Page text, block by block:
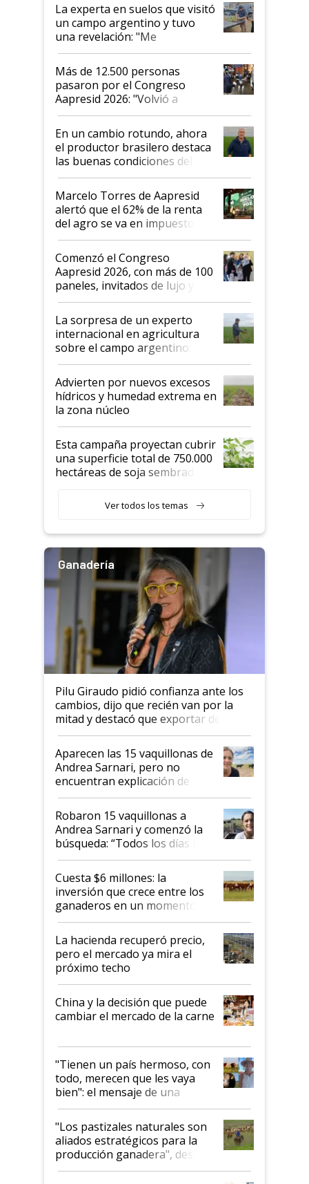
La experta en suelos que visitó
un campo argentino y tuvo
una revelación: "Me
impresionó mucho"
Más de 12.500 personas
pasaron por el Congreso
Aapresid 2026: "Volvió a
demostrar que hablar del
suelo es hablar de todo el
sistema productivo"
En un cambio rotundo, ahora
el productor brasilero destaca
las buenas condiciones del
agro argentino para invertir:
"Los veo más motivados"
Marcelo Torres de Aapresid
alertó que el 62% de la renta
del agro se va en impuestos:
"No es bueno que en
Argentina se sigan discutiendo
las mismas cosas de hace 50
años"
Comenzó el Congreso
Aapresid 2026, con más de 100
paneles, invitados de lujo y
todas las tendencias
La sorpresa de un experto
internacional en agricultura
sobre el campo argentino:
"Estoy muy impresionado"
Advierten por nuevos excesos
hídricos y humedad extrema en
la zona núcleo
Esta campaña proyectan cubrir
una superficie total de 750.000
hectáreas de soja sembradas
variedades que marcan un
salto tecnológico en genética y
Ver todos los temas
Ganadería
Pilu Giraudo pidió confianza ante los
cambios, dijo que recién van por la
mitad y destacó que exportar dejó de
ser "para unos pocos": "Tenemos un
mandato muy claro del gobierno
nacional"
Aparecen las 15 vaquillonas de
Andrea Sarnari, pero no
encuentran explicación de
cómo llegaron allí
Robaron 15 vaquillonas a
Andrea Sarnari y comenzó la
búsqueda: “Todos los días le
toca a algún productor”
Cuesta $6 millones: la
inversión que crece entre los
ganaderos en un momento
histórico para la actividad
La hacienda recuperó precio,
pero el mercado ya mira el
próximo techo
China y la decisión que puede
cambiar el mercado de la carne
"Tienen un país hermoso, con
todo, merecen que les vaya
bien": el mensaje de una
ganadera uruguaya sobre las
oportunidades que se abren
para el agro en Argentina, con
foco en la carne
"Los pastizales naturales son
aliados estratégicos para la
producción ganadera", destaca
la iniciativa que ya reúne a 46